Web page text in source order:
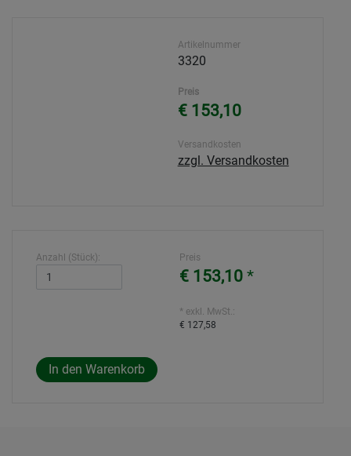
Artikelnummer
3320
Preis
€ 153,10
Versandkosten
zzgl. Versandkosten
Anzahl (Stück): Preis
€ 153,10 *
* exkl. MwSt.:
€ 127,58